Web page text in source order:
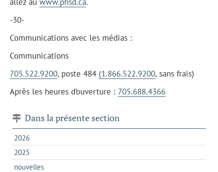
-30-
Communications avec les médias :
Communications
705.522.9200, poste 484 (1.866.522.9200, sans frais)
Après les heures d’ouverture : 705.688.4366
Dans la présente section
2026
2025
nouvelles